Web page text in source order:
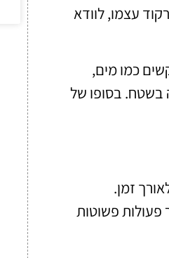
עצמו, לוודא
כמו מים,
בשטח. בסופו של
זמן.
פעולות פשוטות